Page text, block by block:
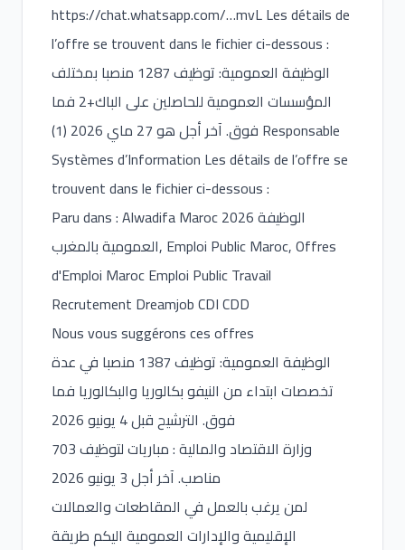
https://chat.whatsapp.com/…mvL Les détails de
l’offre se trouvent dans le fichier ci-dessous :
الوظيفة العمومية: توظيف 1287 منصبا بمختلف
المؤسسات العمومية للحاصلين على الباك+2 فما
فوق. آخر أجل هو 27 ماي 2026 (1) Responsable
Systèmes d’Information Les détails de l’offre se
trouvent dans le fichier ci-dessous :
Paru dans : Alwadifa Maroc 2026 الوظيفة
العمومية بالمغرب, Emploi Public Maroc, Offres
d'Emploi Maroc Emploi Public Travail
Recrutement Dreamjob CDI CDD
Nous vous suggérons ces offres
الوظيفة العمومية: توظيف 1387 منصبا في عدة
تخصصات ابتداء من النيفو بكالوريا والبكالوريا فما
فوق. الترشيح قبل 4 يونيو 2026
وزارة الاقتصاد والمالية : مباريات لتوظيف 703
مناصب. آخر أجل 3 يونيو 2026
لمن يرغب بالعمل في المقاطعات والعمالات
الإقليمية والإدارات العمومية اليكم طريقة